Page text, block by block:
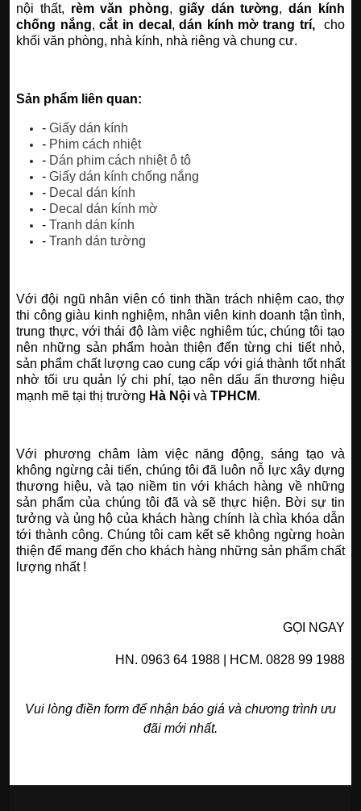
nội thất, rèm văn phòng, giấy dán tường,dán kính
chống nắng,cắt in decal ,dán kính mờ trang trí,
cho
khối văn phòng, nhà kính, nhà riêng và chung cư.
Sản phẩm liên quan:
- Giấy dán kính
- Phim cách nhiệt
- Dán phim cách nhiệt ô tô
- Giấy dán kính chống nắng
- Decal dán kính
- Decal dán kính mờ
- Tranh dán kính
- Tranh dán tường
Với đội ngũ nhân viên có tinh thần trách nhiệm cao, thợ
thi công giàu kinh nghiệm, nhân viên kinh doanh tận tình,
trung thực, với thái độ làm việc nghiêm túc, chúng tôi tạo
nên những sản phẩm hoàn thiện đến từng chi tiết nhỏ,
sản phẩm chất lượng cao cung cấp với giá thành tốt nhất
nhờ tối ưu quản lý chi phí, tạo nên dấu ấn thương hiệu
mạnh mẽ tại thị trường Hà Nội và TPHCM.
Với phương châm làm việc năng động, sáng tạo và
không ngừng cải tiến, chúng tôi đã luôn nỗ lực xây dựng
thương hiệu, và tạo niềm tin với khách hàng về những
sản phẩm của chúng tôi đã và sẽ thực hiện. Bời sự tin
tưởng và ủng hộ của khách hàng chính là chìa khóa dẫn
tới thành công. Chúng tôi cam kết sẽ không ngừng hoàn
thiện để mang đến cho khách hàng những sản phẩm chất
lượng nhất !
GỌI NGAY
HN. 0963 64 1988 | HCM. 0828 99 1988
Vui lòng điền form để nhận báo giá và chương trình ưu
đãi mới nhất.